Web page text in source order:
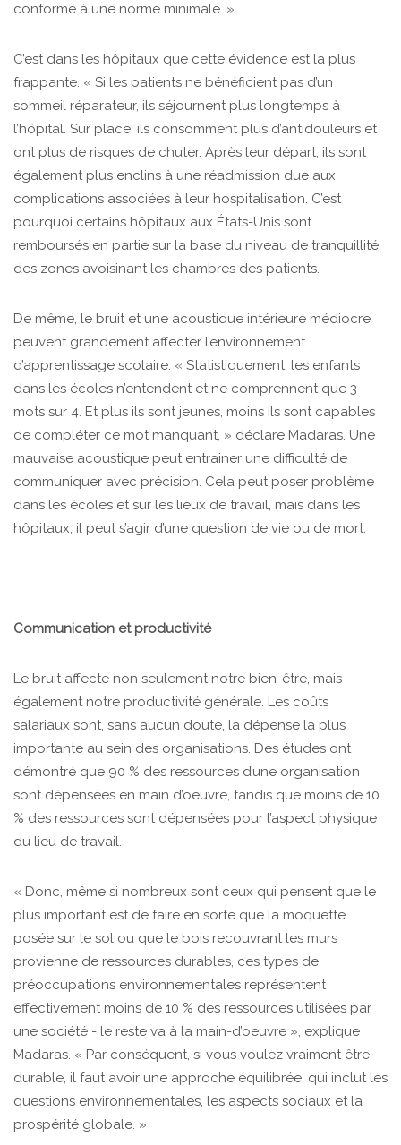
conforme à une norme minimale. »
C’est dans les hôpitaux que cette évidence est la plus
frappante. « Si les patients ne bénéficient pas d’un
sommeil réparateur, ils séjournent plus longtemps à
l’hôpital. Sur place, ils consomment plus d’antidouleurs et
ont plus de risques de chuter. Après leur départ, ils sont
également plus enclins à une réadmission due aux
complications associées à leur hospitalisation. C’est
pourquoi certains hôpitaux aux États-Unis sont
remboursés en partie sur la base du niveau de tranquillité
des zones avoisinant les chambres des patients.
De même, le bruit et une acoustique intérieure médiocre
peuvent grandement affecter l’environnement
d’apprentissage scolaire. « Statistiquement, les enfants
dans les écoles n’entendent et ne comprennent que 3
mots sur 4. Et plus ils sont jeunes, moins ils sont capables
de compléter ce mot manquant, » déclare Madaras. Une
mauvaise acoustique peut entrainer une difficulté de
communiquer avec précision. Cela peut poser problème
dans les écoles et sur les lieux de travail, mais dans les
hôpitaux, il peut s’agir d’une question de vie ou de mort.
Communication et productivité
Le bruit affecte non seulement notre bien-être, mais
également notre productivité générale. Les coûts
salariaux sont, sans aucun doute, la dépense la plus
importante au sein des organisations. Des études ont
démontré que 90 % des ressources d’une organisation
sont dépensées en main d’oeuvre, tandis que moins de 10
% des ressources sont dépensées pour l’aspect physique
du lieu de travail.
« Donc, même si nombreux sont ceux qui pensent que le
plus important est de faire en sorte que la moquette
posée sur le sol ou que le bois recouvrant les murs
provienne de ressources durables, ces types de
préoccupations environnementales représentent
effectivement moins de 10 % des ressources utilisées par
une société - le reste va à la main-d’oeuvre », explique
Madaras. « Par conséquent, si vous voulez vraiment être
durable, il faut avoir une approche équilibrée, qui inclut les
questions environnementales, les aspects sociaux et la
prospérité globale. »